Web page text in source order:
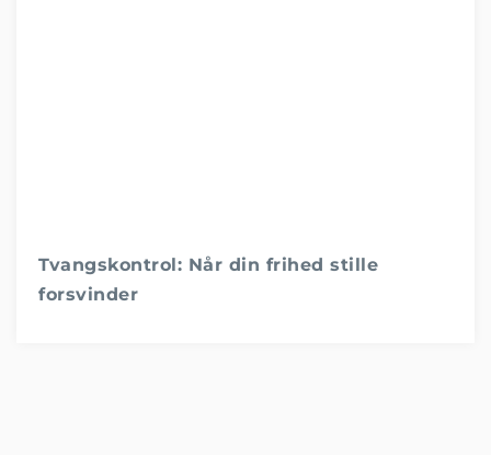
Tvangskontrol: Når din frihed stille
forsvinder